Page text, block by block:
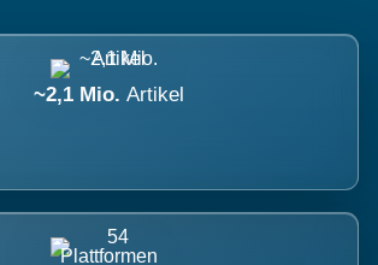
~2,1 Mio. Artikel